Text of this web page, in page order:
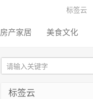
标签云
房产家居 美食文化
标签云